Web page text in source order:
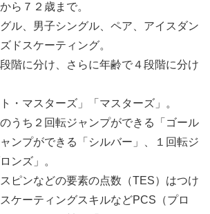
ら７２歳まで。
ル、男子シングル、ペア、アイスダン
ドスケーティング。
階に分け、さらに年齢で４段階に分け
・マスターズ」「マスターズ」。
うち２回転ジャンプができる「ゴール
ンプができる「シルバー」、１回転ジ
ンズ」。
ピンなどの要素の点数（TES）はつけ
ケーティングスキルなどPCS（プロ